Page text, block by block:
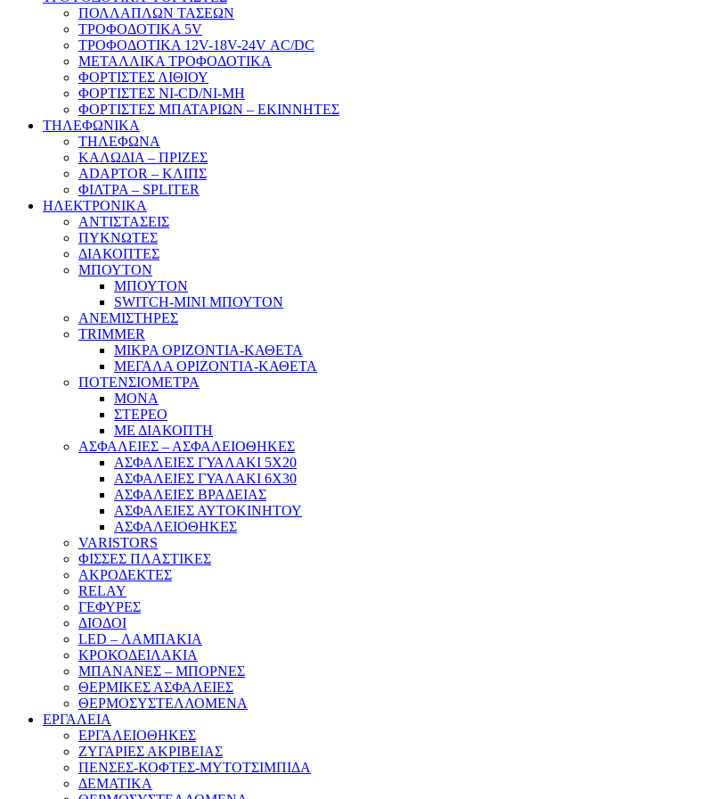
ΠΟΛΛΑΠΛΩΝ ΤΑΣΕΩΝ
ΤΡΟΦΟΔΟΤΙΚΑ 5V
ΤΡΟΦΟΔΟΤΙΚΑ 12V-18V-24V ΑC/DC
ΜΕΤΑΛΛΙΚΑ ΤΡΟΦΟΔΟΤΙΚΑ
ΦΟΡΤΙΣΤΕΣ ΛΙΘΙΟΥ
ΦΟΡΤΙΣΤΕΣ NI-CD/NI-MH
ΦΟΡΤΙΣΤΕΣ ΜΠΑΤΑΡΙΩΝ – ΕΚΙΝΝΗΤΕΣ
ΤΗΛΕΦΩΝΙΚΑ
ΤΗΛΕΦΩΝΑ
ΚΑΛΩΔΙΑ – ΠΡΙΖΕΣ
ADAPTOR – ΚΛΙΠΣ
ΦΙΛΤΡΑ – SPLITER
ΗΛΕΚΤΡΟΝΙΚΑ
ΑΝΤΙΣΤΑΣΕΙΣ
ΠΥΚΝΩΤΕΣ
ΔΙΑΚΟΠΤΕΣ
ΜΠΟΥΤΟΝ
ΜΠΟΥΤΟΝ
SWITCH-MINI ΜΠΟΥΤΟΝ
ΑΝΕΜΙΣΤΗΡΕΣ
TRIMMER
ΜΙΚΡΑ ΟΡΙΖΟΝΤΙΑ-ΚΑΘΕΤΑ
ΜΕΓΑΛΑ ΟΡΙΖΟΝΤΙΑ-ΚΑΘΕΤΑ
ΠΟΤΕΝΣΙΟΜΕΤΡΑ
ΜΟΝΑ
ΣΤΕΡΕΟ
ΜΕ ΔΙΑΚΟΠΤΗ
ΑΣΦΑΛΕΙΕΣ – ΑΣΦΑΛΕΙΟΘΗΚΕΣ
ΑΣΦΑΛΕΙΕΣ ΓΥΑΛΑΚΙ 5Χ20
ΑΣΦΑΛΕΙΕΣ ΓΥΑΛΑΚΙ 6Χ30
ΑΣΦΑΛΕΙΕΣ ΒΡΑΔΕΙΑΣ
ΑΣΦΑΛΕΙΕΣ ΑΥΤΟΚΙΝΗΤΟΥ
ΑΣΦΑΛΕΙΟΘΗΚΕΣ
VARISTORS
ΦΙΣΣΕΣ ΠΛΑΣΤΙΚΕΣ
ΑΚΡΟΔΕΚΤΕΣ
RELAY
ΓΕΦΥΡΕΣ
ΔΙΟΔΟΙ
LED – ΛΑΜΠΑΚΙΑ
ΚΡΟΚΟΔΕΙΛΑΚΙΑ
ΜΠΑΝΑΝΕΣ – ΜΠΟΡΝΕΣ
ΘΕΡΜΙΚΕΣ ΑΣΦΑΛΕΙΕΣ
ΘΕΡΜΟΣΥΣΤΕΛΛΟΜΕΝΑ
ΕΡΓΑΛΕΙΑ
ΕΡΓΑΛΕΙΟΘΗΚΕΣ
ΖΥΓΑΡΙΕΣ ΑΚΡΙΒΕΙΑΣ
ΠΕΝΣΕΣ-ΚΟΦΤΕΣ-ΜΥΤΟΤΣΙΜΠΙΔΑ
ΔΕΜΑΤΙΚΑ